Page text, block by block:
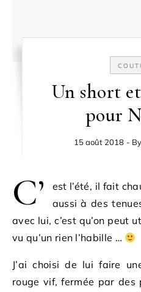
Un short
pour
15 août 2018 - By
C’
est l’été, il fait
aussi à des
avec lui, c’est qu’on peut
vu qu’un rien l’habille …
J’ai choisi de lui faire
rouge vif, fermée par des